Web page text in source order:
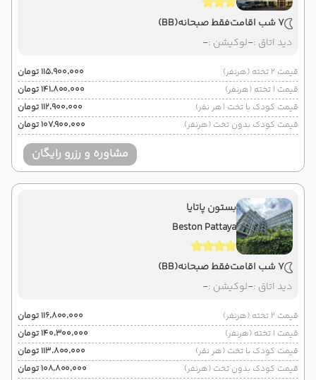
7 شب اقامت فقط صبحانه(BB)
دید اتاق :-لوکیشن :-
قیمت 2 تخته (هرنفر)
۱۱۵٬۹۰۰٬۰۰۰ تومان
قیمت 1 تخته (هرنفر)
۱۴۱٬۸۰۰٬۰۰۰ تومان
قیمت کودک با تخت (هر نفر)
۱۱۲٬۹۰۰٬۰۰۰ تومان
قیمت کودک بدون تخت (هرنفر)
۱۰۷٬۹۰۰٬۰۰۰ تومان
مشاوره و رزرو رایگان
بستون پاتایا
Beston Pattaya
7 شب اقامت فقط صبحانه(BB)
دید اتاق :-لوکیشن :-
قیمت 2 تخته (هرنفر)
۱۱۶٬۸۰۰٬۰۰۰ تومان
قیمت 1 تخته (هرنفر)
۱۴۰٬۳۰۰٬۰۰۰ تومان
قیمت کودک با تخت (هر نفر)
۱۱۳٬۸۰۰٬۰۰۰ تومان
قیمت کودک بدون تخت (هرنفر)
۱۰۸٬۸۰۰٬۰۰۰ تومان